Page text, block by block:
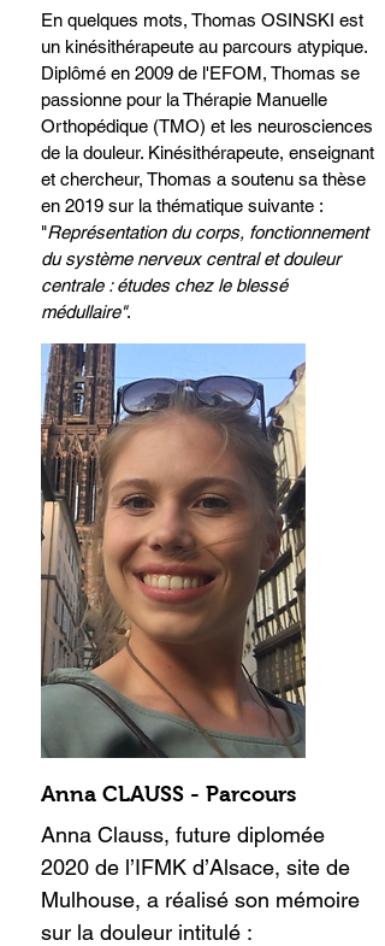
En quelques mots, Thomas OSINSKI est
un kinésithérapeute au parcours atypique.
Diplômé en 2009 de l'EFOM, Thomas se
passionne pour la Thérapie Manuelle
Orthopédique (TMO) et les neurosciences
de la douleur. Kinésithérapeute, enseignant
et chercheur, Thomas a soutenu sa thèse
en 2019 sur la thématique suivante :
"Représentation du corps, fonctionnement
du système nerveux central et douleur
centrale : études chez le blessé
médullaire".
Anna CLAUSS - Parcours
Anna Clauss, future diplomée
2020 de l’IFMK d’Alsace, site de
Mulhouse, a réalisé son mémoire
sur la douleur intitulé :